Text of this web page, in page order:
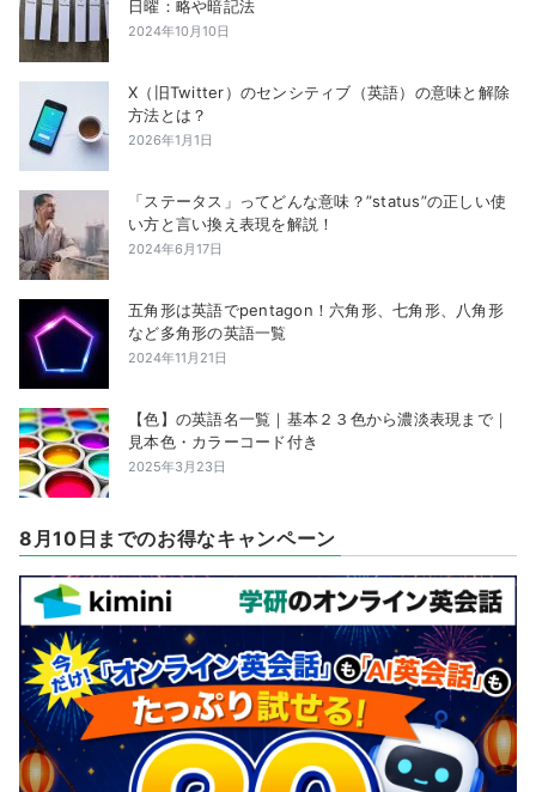
日曜：略や暗記法
2024年10月10日
X（旧Twitter）のセンシティブ（英語）の意味と解除
方法とは？
2026年1月1日
「ステータス」ってどんな意味？”status”の正しい使
い方と言い換え表現を解説！
2024年6月17日
五角形は英語でpentagon！六角形、七角形、八角形
など多角形の英語一覧
2024年11月21日
【色】の英語名一覧｜基本２３色から濃淡表現まで｜
見本色・カラーコード付き
2025年3月23日
8月10日までのお得なキャンペーン